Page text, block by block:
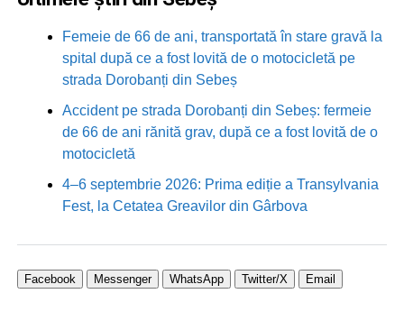
Femeie de 66 de ani, transportată în stare gravă la
spital după ce a fost lovită de o motocicletă pe
strada Dorobanți din Sebeș
Accident pe strada Dorobanți din Sebeș: fermeie
de 66 de ani rănită grav, după ce a fost lovită de o
motocicletă
4–6 septembrie 2026: Prima ediție a Transylvania
Fest, la Cetatea Greavilor din Gârbova
Facebook Messenger WhatsApp Twitter/X Email